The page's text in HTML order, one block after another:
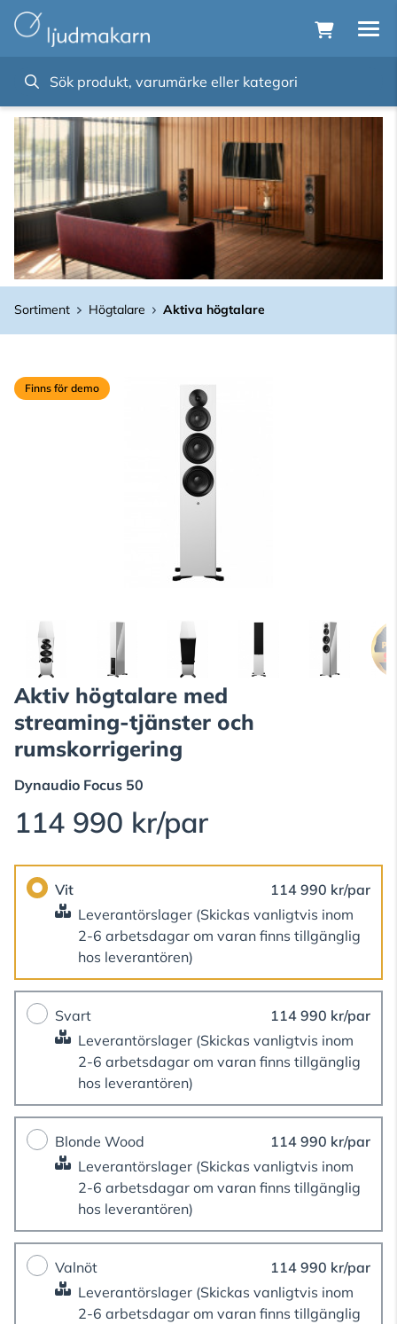
Sortiment Högtalare Aktiva högtalare
Finns för demo
Aktiv högtalare med
streaming-tjänster och
rumskorrigering
Dynaudio Focus 50
114 990 kr/par
Vit
114 990 kr/par
Leverantörslager (Skickas vanligtvis inom
2-6 arbetsdagar om varan finns tillgänglig
hos leverantören)
Svart
114 990 kr/par
Leverantörslager (Skickas vanligtvis inom
2-6 arbetsdagar om varan finns tillgänglig
hos leverantören)
Blonde Wood
114 990 kr/par
Leverantörslager (Skickas vanligtvis inom
2-6 arbetsdagar om varan finns tillgänglig
hos leverantören)
Valnöt
114 990 kr/par
Leverantörslager (Skickas vanligtvis inom
2-6 arbetsdagar om varan finns tillgänglig